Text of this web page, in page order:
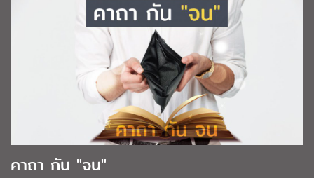
คาถา กัน "จน"